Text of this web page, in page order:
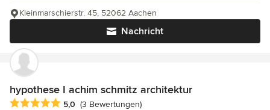
Nachricht
Kleinmarschierstr. 45, 52062 Aachen
hypothese I achim schmitz architektur
Durchschnittliche Bewertung: 5 von 5 Sternen
5,0 (3 Bewertungen)